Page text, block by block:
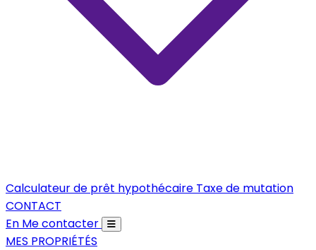
Calculateur de prêt hypothécaire Taxe de mutation
CONTACT
En Me contacter
MES PROPRIÉTÉS